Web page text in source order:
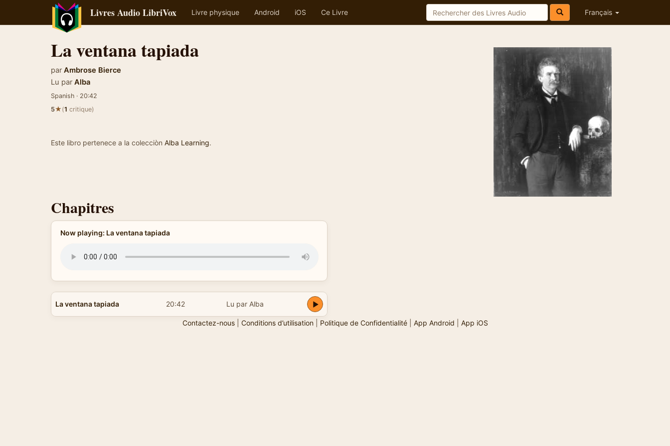
Livres Audio LibriVox Livre physique Android iOS Ce Livre Français
La ventana tapiada
par Ambrose Bierce
Lu par Alba
Spanish · 20:42
5★(1 critique)
Este libro pertenece a la colecciòn Alba Learning.
Chapitres
Now playing: La ventana tapiada
La ventana tapiada 20:42 Lu par Alba
Contactez-nous| Conditions d’utilisation| Politique de Confidentialité| App Android App iOS